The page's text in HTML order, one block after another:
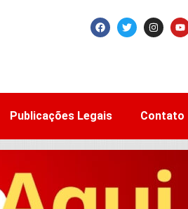
Publicações Legais Contato